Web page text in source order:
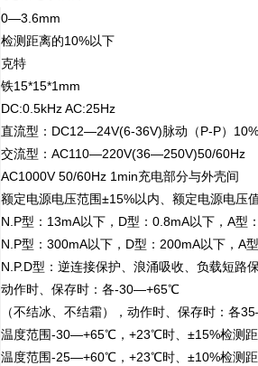
0—3.6mm
检测距离的10%以下
克特
铁15*15*1mm
DC:0.5kHz AC:25Hz
直流型：DC12—24V(6-36V)脉动（P-P）
交流型：AC110—220V(36—250V)50/60Hz
AC1000V 50/60Hz 1min充电部分与外壳间
额定电源电压范围±15%以内、额定电源电压
N.P型：13mA以下，D型：0.8mA以下，A型
N.P型：300mA以下，D型：200mA以下，A
N.P.D型：逆连接保护、浪涌吸收、负载短路
动作时、保存时：各-30—+65℃
（不结冰、不结霜），动作时、保存时：各
温度范围-30—+65℃，+23℃时、±15%检测
温度范围-25—+60℃，+23℃时、±10%检测